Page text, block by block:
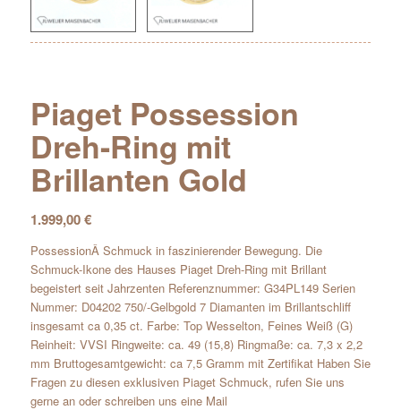
Piaget Possession
Dreh-Ring mit
Brillanten Gold
1.999,00€
PossessionÂ Schmuck in faszinierender Bewegung. Die
Schmuck-Ikone des Hauses Piaget Dreh-Ring mit Brillant
begeistert seit Jahrzenten Referenznummer: G34PL149 Serien
Nummer: D04202 750/-Gelbgold 7 Diamanten im Brillantschliff
insgesamt ca 0,35 ct. Farbe: Top Wesselton, Feines Weiß (G)
Reinheit: VVSI Ringweite: ca. 49 (15,8) Ringmaße: ca. 7,3 x 2,2
mm Bruttogesamtgewicht: ca 7,5 Gramm mit Zertifikat Haben Sie
Fragen zu diesen exklusiven Piaget Schmuck, rufen Sie uns
gerne an oder schreiben uns eine Mail